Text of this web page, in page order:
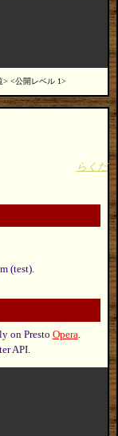
公開レベル 1
らくだ
(test).
on Presto Opera.
API.